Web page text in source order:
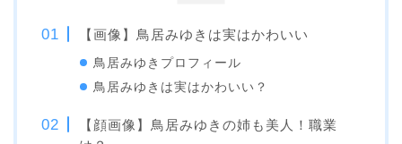
【画像】鳥居みゆきは実はかわいい
鳥居みゆきプロフィール
鳥居みゆきは実はかわいい？
【顔画像】鳥居みゆきの姉も美人！職業